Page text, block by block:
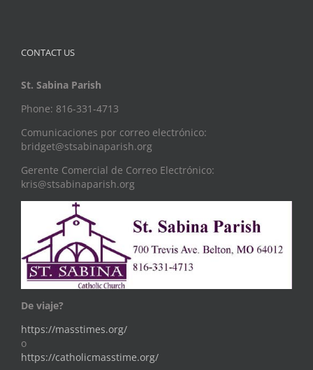
CONTACT US
St. Sabina Parish
Phone: 816-331-4713
Comunicaciones por correo electrónico:
bridget@stsabinaparish.org
Gerente Comercial de Correo Electrónico:
kris@stsabinaparish.org
De viaje?
https://masstimes.org/
o
https://catholicmasstime.org/